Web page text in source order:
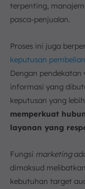
terpenting,
pasca-penjualan.
Proses ini juga
keputusan
Dengan
informasi yang
keputusan yang
memperkuat
layanan yang
Fungsi marketing
dimaksud
kebutuhan target